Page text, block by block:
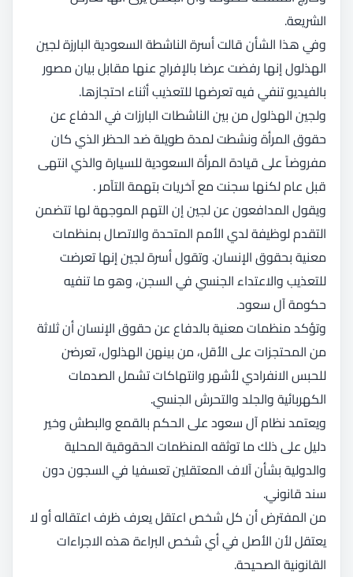
الشريعة.
وفي هذا الشأن قالت أسرة الناشطة السعودية البارزة لجين
الهذلول إنها رفضت عرضا بالإفراج عنها مقابل بيان مصور
بالفيديو تنفي فيه تعرضها للتعذيب أثناء احتجازها.
ولجين الهذلول من بين الناشطات البارزات في الدفاع عن
حقوق المرأة ونشطت لمدة طويلة ضد الحظر الذي كان
مفروضاً على قيادة المرأة السعودية للسيارة والذي انتهى
قبل عام لكنها سجنت مع آخريات بتهمة التآمر .
ويقول المدافعون عن لجين إن التهم الموجهة لها تتضمن
التقدم لوظيفة لدي الأمم المتحدة والاتصال بمنظمات
معنية بحقوق الإنسان. وتقول أسرة لجين إنها تعرضت
للتعذيب والاعتداء الجنسي في السجن، وهو ما تنفيه
حكومة آل سعود.
وتؤكد منظمات معنية بالدفاع عن حقوق الإنسان أن ثلاثة
من المحتجزات على الأقل، من بينهن الهذلول، تعرضن
للحبس الانفرادي لأشهر وانتهاكات تشمل الصدمات
الكهربائية والجلد والتحرش الجنسي.
ويعتمد نظام آل سعود على الحكم بالقمع والبطش وخير
دليل على ذلك ما توثقه المنظمات الحقوقية المحلية
والدولية بشأن آلاف المعتقلين تعسفيا في السجون دون
سند قانوني.
من المفترض أن كل شخص اعتقل يعرف ظرف اعتقاله أو لا
يعتقل لأن الأصل في أي شخص البراءة هذه الاجراءات
القانونية الصحيحة.